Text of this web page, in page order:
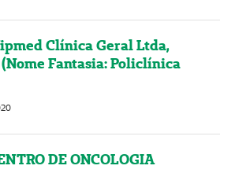
Clínica Geral Ltda,
Fantasia: Policlínica
DE ONCOLOGIA